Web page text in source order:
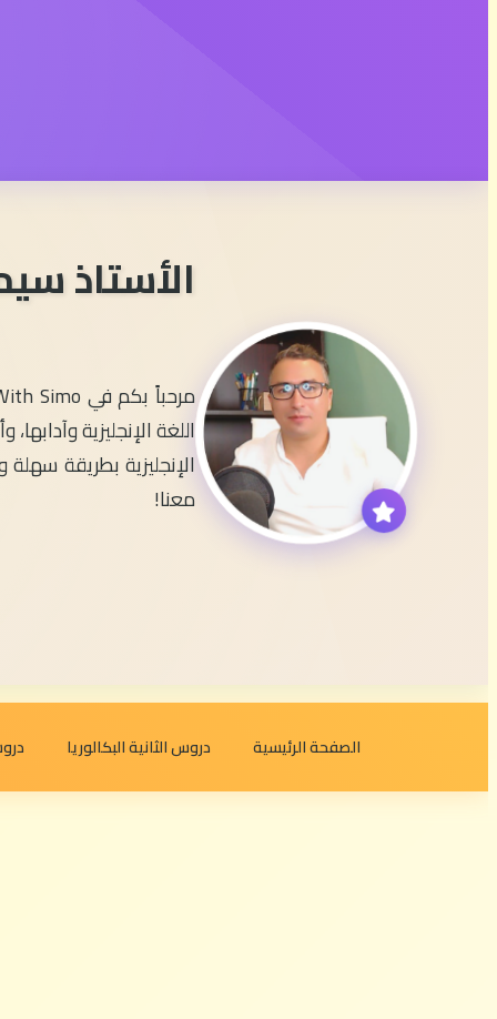
الأستاذ
اللغة الإنجليزية
الإنجليزية بطريقة
معنا!
الصفحة الرئيسية دروس الثانية البكالوريا